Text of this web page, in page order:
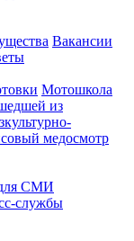
Вакансии
Мотошкола
из
медосмотр
СМИ
службы